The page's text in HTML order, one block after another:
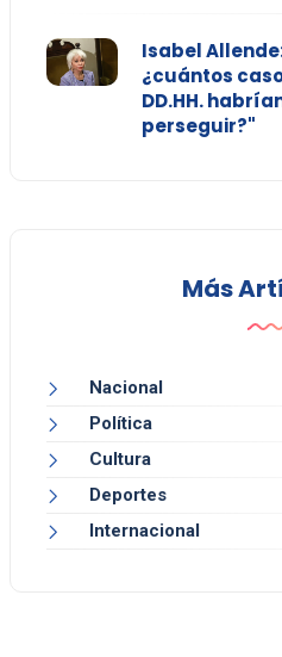
Isabel
¿cuántos
DD.HH.
perseguir?"
Más
Nacional
Política
Cultura
Deportes
Internacional